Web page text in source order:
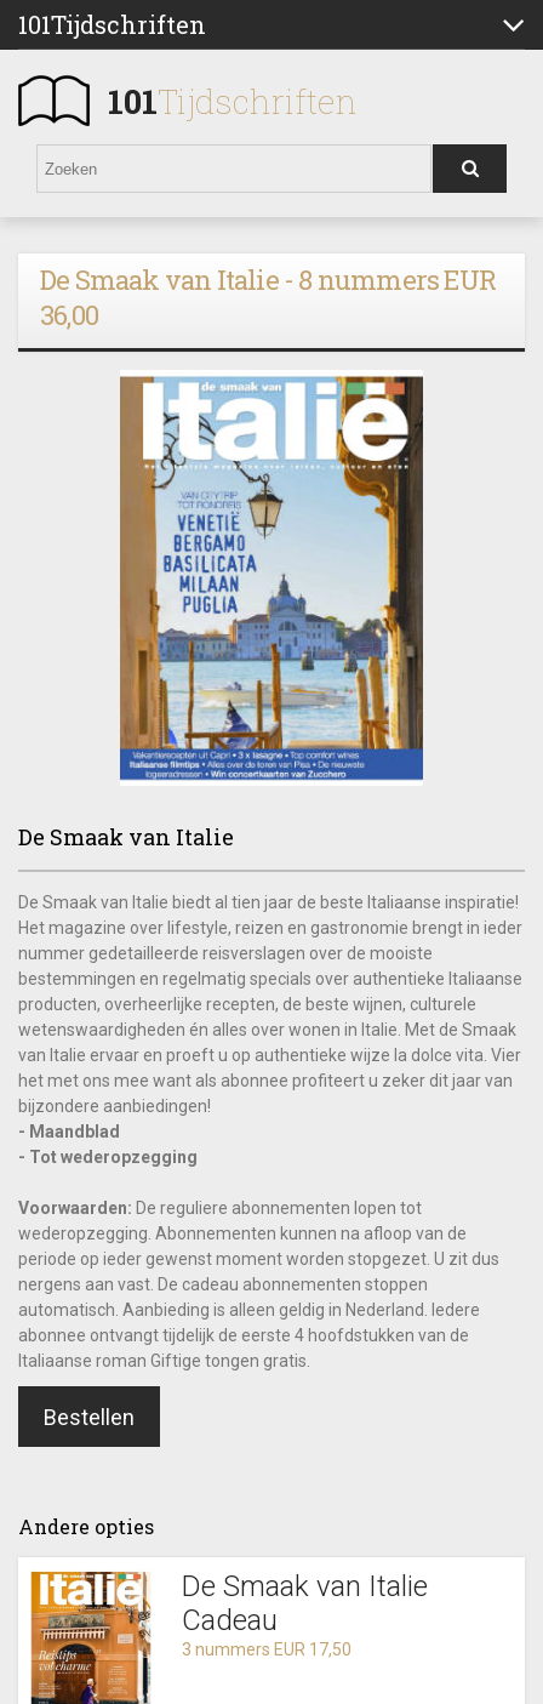
101Tijdschriften
101Tijdschriften
De Smaak van Italie - 8 nummers EUR
36,00
De Smaak van Italie
De Smaak van Italie biedt al tien jaar de beste Italiaanse inspiratie!
Het magazine over lifestyle, reizen en gastronomie brengt in ieder
nummer gedetailleerde reisverslagen over de mooiste
bestemmingen en regelmatig specials over authentieke Italiaanse
producten, overheerlijke recepten, de beste wijnen, culturele
wetenswaardigheden én alles over wonen in Italie. Met de Smaak
van Italie ervaar en proeft u op authentieke wijze la dolce vita. Vier
het met ons mee want als abonnee profiteert u zeker dit jaar van
bijzondere aanbiedingen!
- Maandblad
- Tot wederopzegging
Voorwaarden: De reguliere abonnementen lopen tot
wederopzegging. Abonnementen kunnen na afloop van de
periode op ieder gewenst moment worden stopgezet. U zit dus
nergens aan vast. De cadeau abonnementen stoppen
automatisch. Aanbieding is alleen geldig in Nederland. Iedere
abonnee ontvangt tijdelijk de eerste 4 hoofdstukken van de
Italiaanse roman Giftige tongen gratis.
Bestellen
Andere opties
De Smaak van Italie
Cadeau
3 nummers EUR 17,50